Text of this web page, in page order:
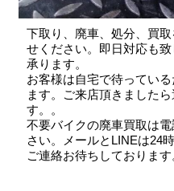
下取り、廃車、処分、買
せください。即日対応も
承ります。
お客様は自宅で待ってい
ます。ご来店頂きました
す。。
不要バイクの廃車買取は
さい。メールとLINEは24
ご連絡お待ちしております